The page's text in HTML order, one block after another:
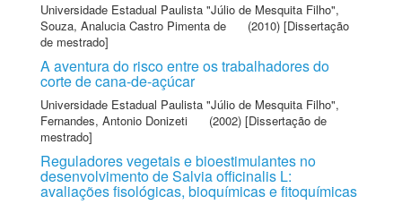
Universidade Estadual Paulista "Júlio de Mesquita Filho",
Souza, Analucia Castro Pimenta de
(2010) [Dissertação
de mestrado]
A aventura do risco entre os trabalhadores do
corte de cana-de-açúcar
Universidade Estadual Paulista "Júlio de Mesquita Filho",
Fernandes, Antonio Donizeti
(2002) [Dissertação de
mestrado]
Reguladores vegetais e bioestimulantes no
desenvolvimento de Salvia officinalis L:
avaliações fisológicas, bioquímicas e fitoquímicas